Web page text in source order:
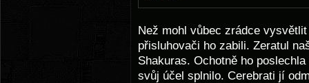
Než mohl vůbec zrádce
přisluhovači ho zabili. Zeratul
Shakuras. Ochotně ho
svůj účel splnilo. Cerebrati jí